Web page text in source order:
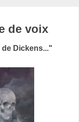
de voix
Dickens..."